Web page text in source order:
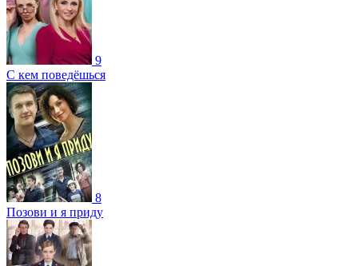
9
С кем поведёшься
8
Позови и я приду